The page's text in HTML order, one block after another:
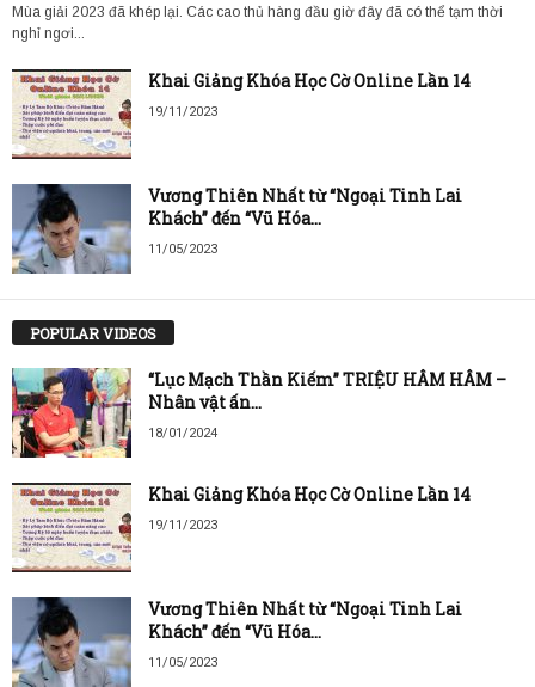
Mùa giải 2023 đã khép lại. Các cao thủ hàng đầu giờ đây đã có thể tạm thời
nghỉ ngơi...
Khai Giảng Khóa Học Cờ Online Lần 14
19/11/2023
Vương Thiên Nhất từ “Ngoại Tinh Lai
Khách” đến “Vũ Hóa...
11/05/2023
POPULAR VIDEOS
“Lục Mạch Thần Kiếm” TRIỆU HÂM HÂM –
Nhân vật ấn...
18/01/2024
Khai Giảng Khóa Học Cờ Online Lần 14
19/11/2023
Vương Thiên Nhất từ “Ngoại Tinh Lai
Khách” đến “Vũ Hóa...
11/05/2023